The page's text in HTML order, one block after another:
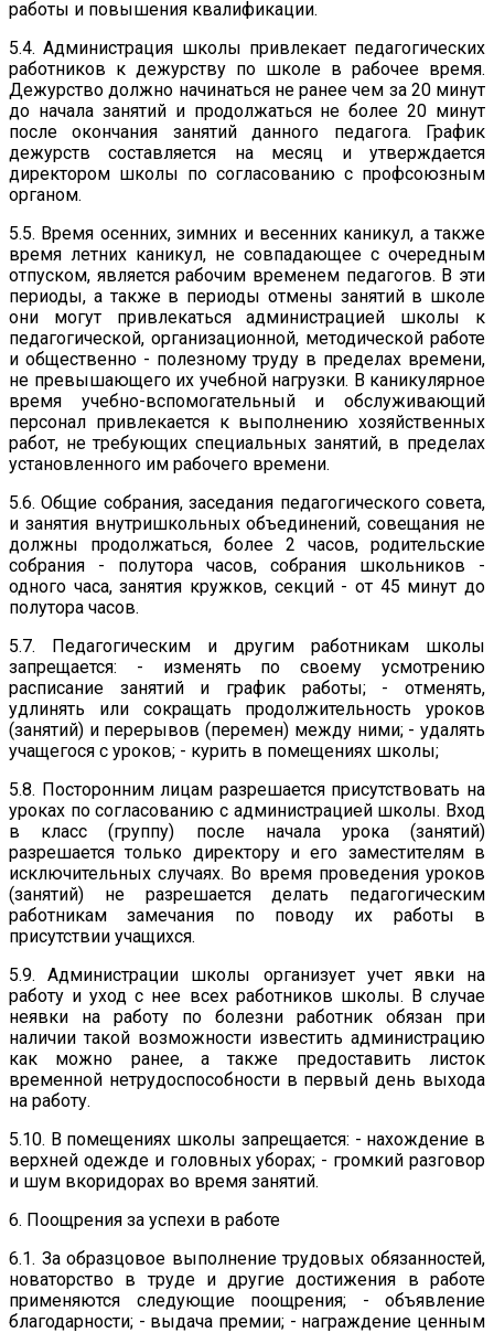
работы и повышения квалификации.
5.4. Администрация школы привлекает педагогических
работников к дежурству по школе в рабочее время.
Дежурство должно начинаться не ранее чем за 20 минут
до начала занятий и продолжаться не более 20 минут
после окончания занятий данного педагога. График
дежурств составляется на месяц и утверждается
директором школы по согласованию с профсоюзным
органом.
5.5. Время осенних, зимних и весенних каникул, а также
время летних каникул, не совпадающее с очередным
отпуском, является рабочим временем педагогов. В эти
периоды, а также в периоды отмены занятий в школе
они могут привлекаться администрацией школы к
педагогической, организационной, методической работе
и общественно - полезному труду в пределах времени,
не превышающего их учебной нагрузки. В каникулярное
время учебно-вспомогательный и обслуживающий
персонал привлекается к выполнению хозяйственных
работ, не требующих специальных занятий, в пределах
установленного им рабочего времени.
5.6. Общие собрания, заседания педагогического совета,
и занятия внутришкольных объединений, совещания не
должны продолжаться, более 2 часов, родительские
собрания - полутора часов, собрания школьников -
одного часа, занятия кружков, секций - от 45 минут до
полутора часов.
5.7. Педагогическим и другим работникам школы
запрещается: - изменять по своему усмотрению
расписание занятий и график работы; - отменять,
удлинять или сокращать продолжительность уроков
(занятий) и перерывов (перемен) между ними; - удалять
учащегося с уроков; - курить в помещениях школы;
5.8. Посторонним лицам разрешается присутствовать на
уроках по согласованию с администрацией школы. Вход
в класс (группу) после начала урока (занятий)
разрешается только директору и его заместителям в
исключительных случаях. Во время проведения уроков
(занятий) не разрешается делать педагогическим
работникам замечания по поводу их работы в
присутствии учащихся.
5.9. Администрации школы организует учет явки на
работу и уход с нее всех работников школы. В случае
неявки на работу по болезни работник обязан при
наличии такой возможности известить администрацию
как можно ранее, а также предоставить листок
временной нетрудоспособности в первый день выхода
на работу.
5.10. В помещениях школы запрещается: - нахождение в
верхней одежде и головных уборах; - громкий разговор
и шум вкоридорах во время занятий.
6. Поощрения за успехи в работе
6.1. За образцовое выполнение трудовых обязанностей,
новаторство в труде и другие достижения в работе
применяются следующие поощрения; - объявление
благодарности; - выдача премии; - награждение ценным